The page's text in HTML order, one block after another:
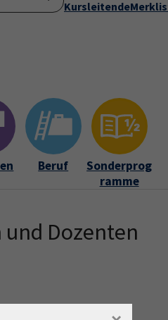
Aktuelles Kontakt
Kursleitende
Beruf
Sonderprog
ramme
Dozenten